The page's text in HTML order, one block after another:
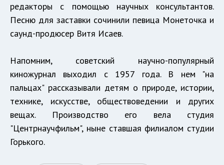
редакторы с помощью научных консультантов.
Песню для заставки сочинили певица Монеточка и
саунд-продюсер Витя Исаев.
Напомним, советский научно-популярный
киножурнал выходил с 1957 года. В нем "на
пальцах" рассказывали детям о природе, истории,
технике, искусстве, обществоведении и других
вещах. Производство его вела студия
"Центрнаучфильм", ныне ставшая филиалом студии
Горького.